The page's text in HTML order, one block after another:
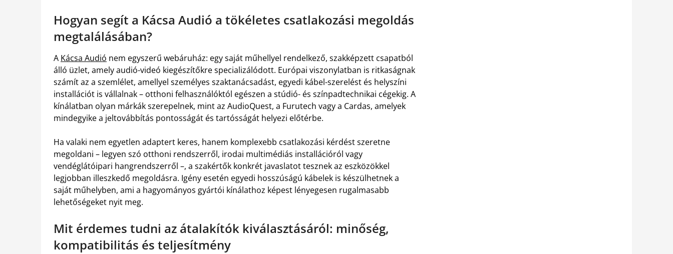
Hogyan segít a Kácsa Audió a tökéletes csatlakozási megoldás
megtalálásában?
A Kácsa Audió nem egyszerű webáruház: egy saját műhellyel rendelkező, szakképzett csapatból
álló üzlet, amely audió-videó kiegészítőkre specializálódott. Európai viszonylatban is ritkaságnak
számít az a szemlélet, amellyel személyes szaktanácsadást, egyedi kábel-szerelést és helyszíni
installációt is vállalnak – otthoni felhasználóktól egészen a stúdió- és színpadtechnikai cégekig. A
kínálatban olyan márkák szerepelnek, mint az AudioQuest, a Furutech vagy a Cardas, amelyek
mindegyike a jeltovábbítás pontosságát és tartósságát helyezi előtérbe.
Ha valaki nem egyetlen adaptert keres, hanem komplexebb csatlakozási kérdést szeretne
megoldani – legyen szó otthoni rendszerről, irodai multimédiás installációról vagy
vendéglátóipari hangrendszerről –, a szakértők konkrét javaslatot tesznek az eszközökkel
legjobban illeszkedő megoldásra. Igény esetén egyedi hosszúságú kábelek is készülhetnek a
saját műhelyben, ami a hagyományos gyártói kínálathoz képest lényegesen rugalmasabb
lehetőségeket nyit meg.
Mit érdemes tudni az átalakítók kiválasztásáról: minőség,
kompatibilitás és teljesítmény